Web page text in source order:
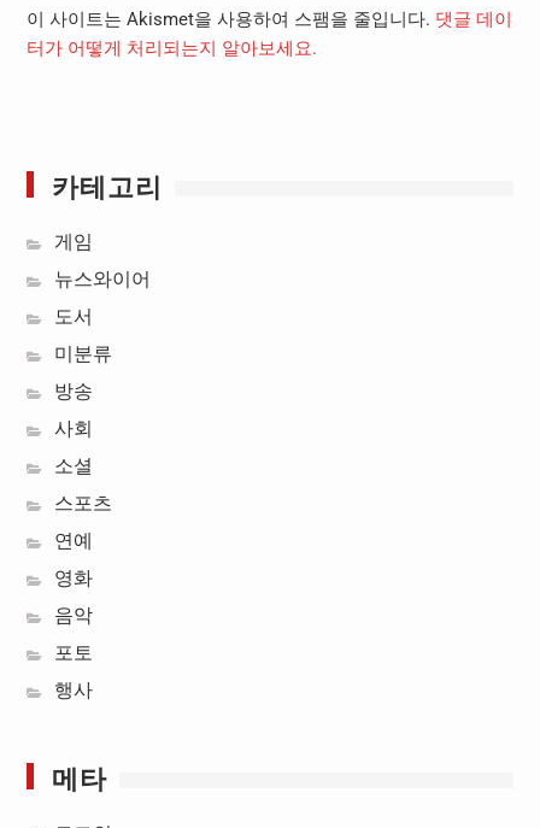
이 사이트는 Akismet을 사용하여 스팸을 줄입니다. 댓글 데이
터가 어떻게 처리되는지 알아보세요.
카테고리
게임
뉴스와이어
도서
미분류
방송
사회
소셜
스포츠
연예
영화
음악
포토
행사
메타